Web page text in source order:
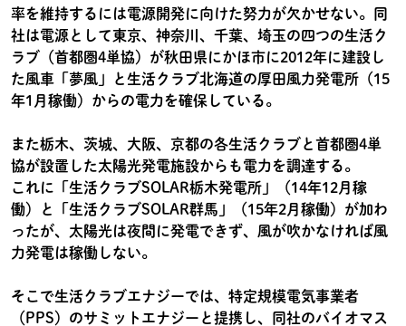
率を維持するには電源開発に向けた努力が欠かせない。同
社は電源として東京、神奈川、千葉、埼玉の四つの生活ク
ラブ（首都圏4単協）が秋田県にかほ市に2012年に建設し
た風車「夢風」と生活クラブ北海道の厚田風力発電所（15
年1月稼働）からの電力を確保している。
また栃木、茨城、大阪、京都の各生活クラブと首都圏4単
協が設置した太陽光発電施設からも電力を調達する。
これに「生活クラブSOLAR栃木発電所」（14年12月稼
働）と「生活クラブSOLAR群馬」（15年2月稼働）が加わ
ったが、太陽光は夜間に発電できず、風が吹かなければ風
力発電は稼働しない。
そこで生活クラブエナジーでは、特定規模電気事業者
（PPS）のサミットエナジーと提携し、同社のバイオマス